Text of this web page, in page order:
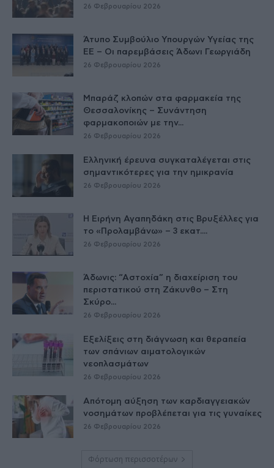
26 Φεβρουαρίου 2026
Άτυπο Συμβούλιο Υπουργών Υγείας της
ΕE – Οι παρεμβάσεις Άδωνι Γεωργιάδη
26 Φεβρουαρίου 2026
Μπαράζ κλοπών στα φαρμακεία της
Θεσσαλονίκης – Συνάντηση
φαρμακοποιών με την...
26 Φεβρουαρίου 2026
Ελληνική έρευνα συγκαταλέγεται στις
σημαντικότερες για την ημικρανία
26 Φεβρουαρίου 2026
Η Ειρήνη Αγαπηδάκη στις Βρυξέλλες για
το «Προλαμβάνω» – 3 εκατ....
26 Φεβρουαρίου 2026
Άδωνις: “Αστοχία” η διαχείριση του
περιστατικού στη Ζάκυνθο – Στη
Σκύρο...
26 Φεβρουαρίου 2026
Εξελίξεις στη διάγνωση και θεραπεία
των σπάνιων αιματολογικών
νεοπλασμάτων
26 Φεβρουαρίου 2026
Απότομη αύξηση των καρδιαγγειακών
νοσημάτων προβλέπεται για τις γυναίκες
26 Φεβρουαρίου 2026
Φόρτωση περισσοτέρων